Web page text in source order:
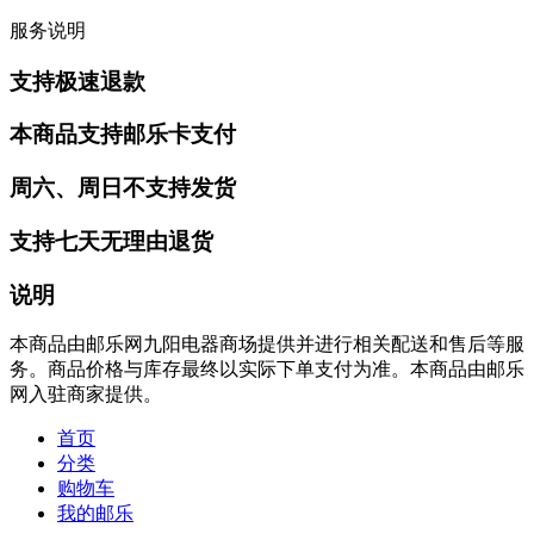
服务说明
支持极速退款
本商品支持邮乐卡支付
周六、周日不支持发货
支持七天无理由退货
说明
本商品由邮乐网九阳电器商场提供并进行相关配送和售后等服
务。商品价格与库存最终以实际下单支付为准。本商品由邮乐
网入驻商家提供。
首页
分类
购物车
我的邮乐